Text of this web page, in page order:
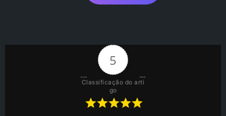
5
Classificação do arti
go